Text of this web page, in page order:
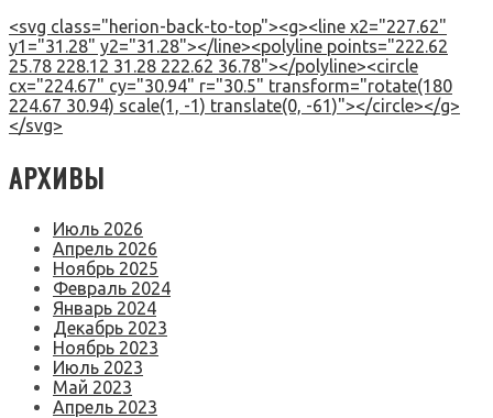
<svg class="herion-back-to-top"><g><line x2="227.62"
y1="31.28" y2="31.28"></line><polyline points="222.62
25.78 228.12 31.28 222.62 36.78"></polyline><circle
cx="224.67" cy="30.94" r="30.5" transform="rotate(180
224.67 30.94) scale(1, -1) translate(0, -61)"></circle></g>
</svg>
АРХИВЫ
Июль 2026
Апрель 2026
Ноябрь 2025
Февраль 2024
Январь 2024
Декабрь 2023
Ноябрь 2023
Июль 2023
Май 2023
Апрель 2023